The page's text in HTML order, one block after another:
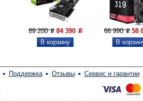
89 200P 84 390 P 66 990P 58
Поддержка Отзывы Сервис и гарантии